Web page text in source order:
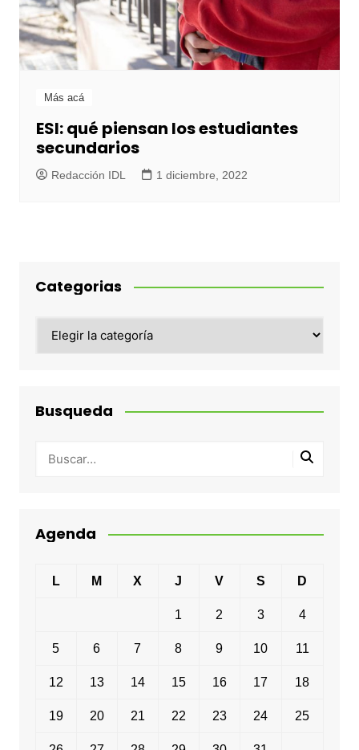
Más acá
ESI: qué piensan los estudiantes
secundarios
Redacción IDL 1 diciembre, 2022
Categorias
Busqueda
Agenda
L M X J V S D
1 2 3 4
5 6 7 8 9 10 11
12 13 14 15 16 17 18
19 20 21 22 23 24 25